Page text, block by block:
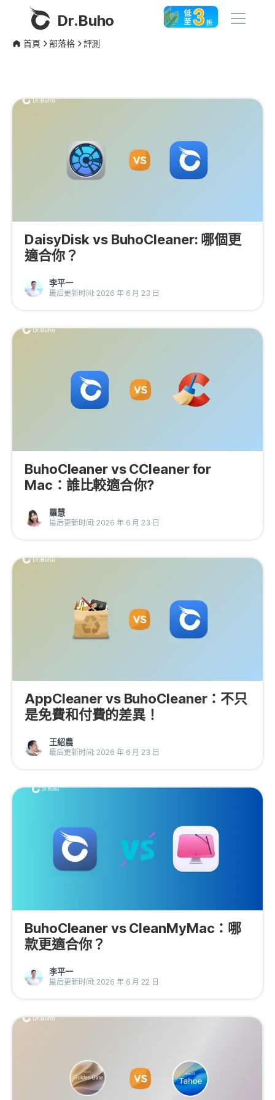
Dr.Buho
產品
BuhoUnlocker
BuhoRepair
BuhoLaunchpad
更多
關於我們
隱私權政策
首頁 部落格 評測
DaisyDisk vs BuhoCleaner: 哪個更
適合你？
李平一
最后更新时间: 2026 年 6 月 23 日
BuhoCleaner vs CCleaner for
Mac：誰比較適合你?
羅慧
最后更新时间: 2026 年 6 月 23 日
AppCleaner vs BuhoCleaner：不只
是免費和付費的差異！
王紹農
最后更新时间: 2026 年 6 月 23 日
BuhoCleaner vs CleanMyMac：哪
款更適合你？
李平一
最后更新时间: 2026 年 6 月 22 日